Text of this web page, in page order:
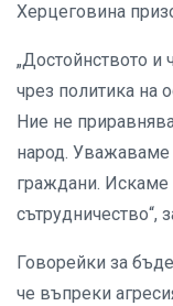
Херцеговина
„Достойнството и
чрез политика на
Ние не
народ. Уважаваме
граждани.
сътрудничество“,
Говорейки за
че въпреки